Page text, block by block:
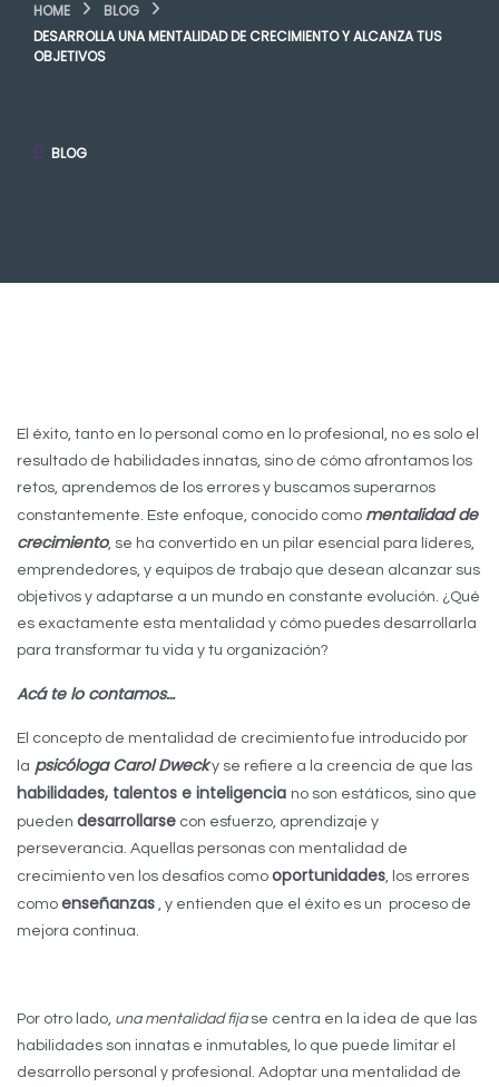
HOME
BLOG
DESARROLLA UNA MENTALIDAD DE CRECIMIENTO Y ALCANZA TUS
OBJETIVOS
BLOG
El éxito, tanto en lo personal como en lo profesional, no es solo el
resultado de habilidades innatas, sino de cómo afrontamos los
retos, aprendemos de los errores y buscamos superarnos
constantemente. Este enfoque, conocido como mentalidad de
crecimiento, se ha convertido en un pilar esencial para líderes,
emprendedores, y equipos de trabajo que desean alcanzar sus
objetivos y adaptarse a un mundo en constante evolución. ¿Qué
es exactamente esta mentalidad y cómo puedes desarrollarla
para transformar tu vida y tu organización?
Acá te lo contamos…
El concepto de mentalidad de crecimiento fue introducido por
la psicóloga Carol Dwecky se refiere a la creencia de que las
habilidades, talentos e inteligencia no son estáticos, sino que
pueden desarrollarse con esfuerzo, aprendizaje y
perseverancia. Aquellas personas con mentalidad de
crecimiento ven los desafíos como oportunidades, los errores
como enseñanzas , y entienden que el éxito es un proceso de
mejora continua.
Por otro lado, una mentalidad fija se centra en la idea de que las
habilidades son innatas e inmutables, lo que puede limitar el
desarrollo personal y profesional. Adoptar una mentalidad de